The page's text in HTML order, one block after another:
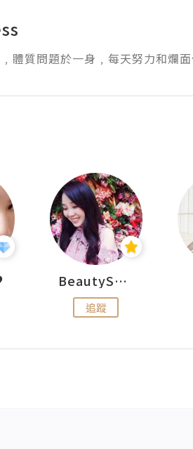
體質問題於一身﹐每天努力和爛
BeautySearch
追蹤